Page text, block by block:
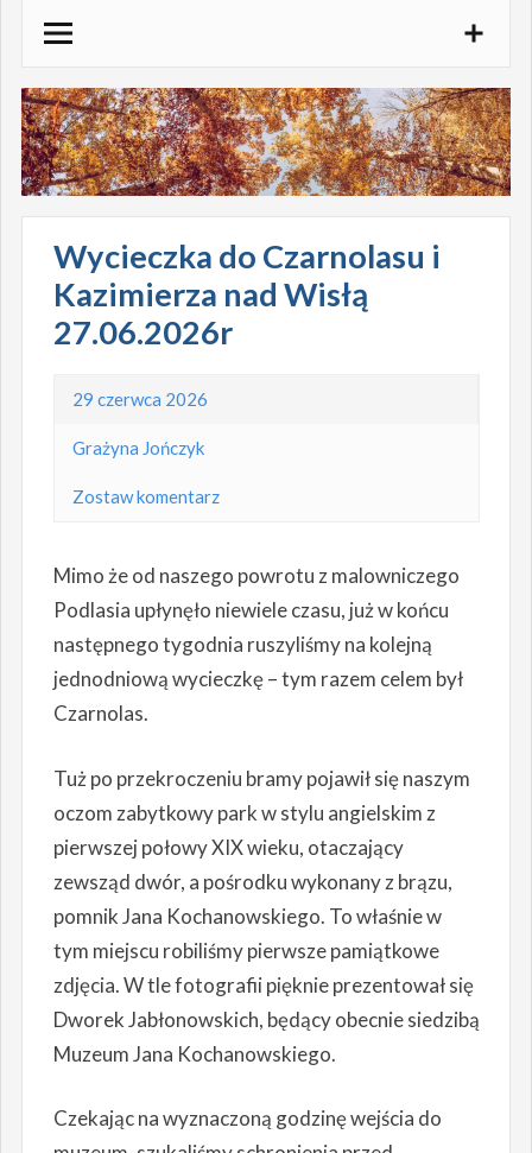
treści
Wycieczka do Czarnolasu i
Kazimierza nad Wisłą
27.06.2026r
29 czerwca 2026
Grażyna Jończyk
Zostaw komentarz
Mimo że od naszego powrotu z malowniczego
Podlasia upłynęło niewiele czasu, już w końcu
następnego tygodnia ruszyliśmy na kolejną
jednodniową wycieczkę – tym razem celem był
Czarnolas.
Tuż po przekroczeniu bramy pojawił się naszym
oczom zabytkowy park w stylu angielskim z
pierwszej połowy XIX wieku, otaczający
zewsząd dwór, a pośrodku wykonany z brązu,
pomnik Jana Kochanowskiego. To właśnie w
tym miejscu robiliśmy pierwsze pamiątkowe
zdjęcia. W tle fotografii pięknie prezentował się
Dworek Jabłonowskich, będący obecnie siedzibą
Muzeum Jana Kochanowskiego.
Czekając na wyznaczoną godzinę wejścia do